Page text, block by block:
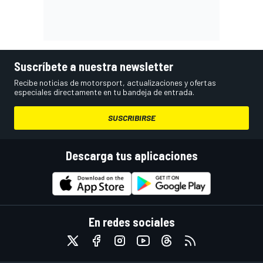
Suscríbete a nuestra newsletter
Recibe noticias de motorsport, actualizaciones y ofertas
especiales directamente en tu bandeja de entrada.
SUSCRIBIRSE
Descarga tus aplicaciones
En redes sociales